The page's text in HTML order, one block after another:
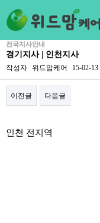
전국지사안내
경기지사 | 인천지사
작성자 위드맘케어 15-02-13
이전글 다음글
인천 전지역